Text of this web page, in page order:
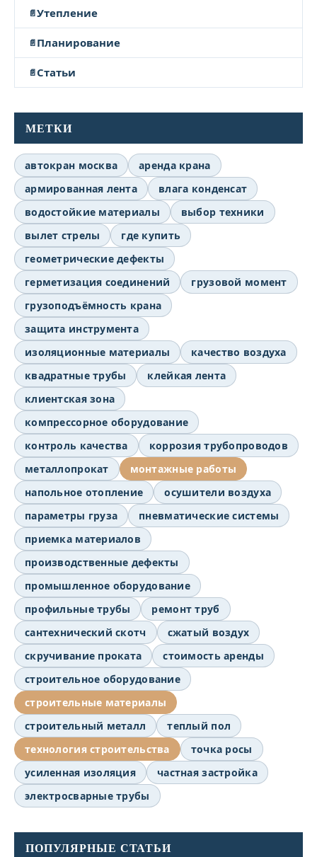
Утепление
Планирование
Статьи
МЕТКИ
автокран москва
аренда крана
армированная лента
влага конденсат
водостойкие материалы
выбор техники
вылет стрелы
где купить
геометрические дефекты
герметизация соединений
грузовой момент
грузоподъёмность крана
защита инструмента
изоляционные материалы
качество воздуха
квадратные трубы
клейкая лента
клиентская зона
компрессорное оборудование
контроль качества
коррозия трубопроводов
металлопрокат
монтажные работы
напольное отопление
осушители воздуха
параметры груза
пневматические системы
приемка материалов
производственные дефекты
промышленное оборудование
профильные трубы
ремонт труб
сантехнический скотч
сжатый воздух
скручивание проката
стоимость аренды
строительное оборудование
строительные материалы
строительный металл
теплый пол
технология строительства
точка росы
усиленная изоляция
частная застройка
электросварные трубы
ПОПУЛЯРНЫЕ СТАТЬИ